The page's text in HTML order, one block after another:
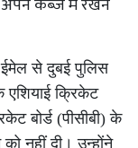
से दुबई पुलिस
एशियाई क्रिकेट
बोर्ड (पीसीबी) के
नहीं दी। उन्होंने